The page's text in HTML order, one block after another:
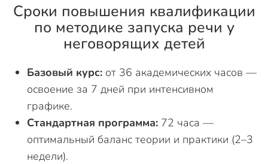
Сроки повышения квалификации
по методике запуска речи у
неговорящих детей
Базовый курс: от 36 академических часов —
освоение за 7 дней при интенсивном
графике.
Стандартная программа: 72 часа —
оптимальный баланс теории и практики (2–3
недели).